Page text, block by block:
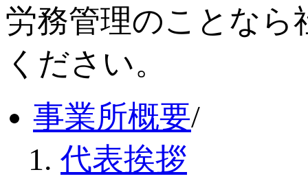
労務管理のことなら
ください。
事業所概要/
代表挨拶